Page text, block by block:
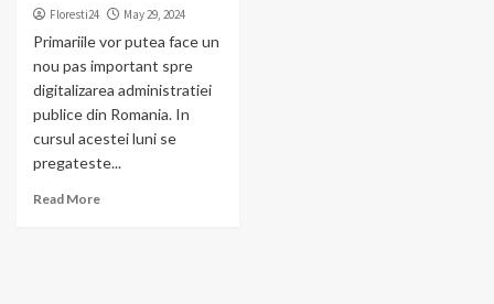
Floresti24 May 29, 2024
Primariile vor putea face un
nou pas important spre
digitalizarea administratiei
publice din Romania. In
cursul acestei luni se
pregateste...
Read More